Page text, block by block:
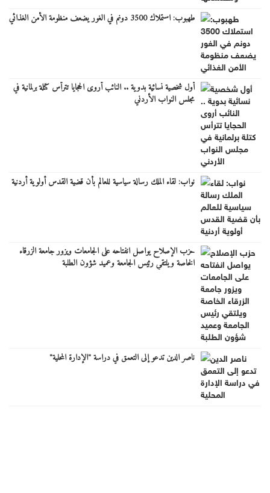
طهبوب: استملاك 3500 دونم في الغور يضعف منظومة الأمن الغذائي
أول شخصية نسائية بدوية .. النائب أروى الحجايا تترأس كتلة برلمانية في
مجلس النواب الأردني
نواب: لقاء الملك رسالة سياسية للعالم بأن قضية القدس أولوية أردنية
حزب الإصلاح يواصل انفتاحه على الجامعات ويزور جامعة الزرقاء
الخاصة ويلتقي رئيس الجامعة وعميد شؤون الطلبة
ناصر الدين تدعو إلى التعمق في دراسة "الإدارة المحلية"